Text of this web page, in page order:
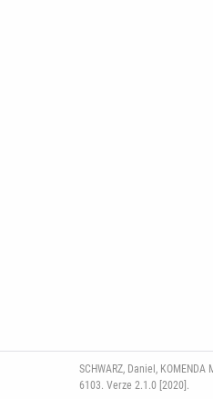
SCHWARZ, Daniel,
6103. Verze 2.1.0 [2020].